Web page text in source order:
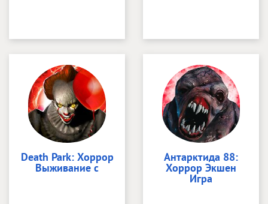
Death Park: Хоррор
Выживание с
Антарктида 88:
Хоррор Экшен
Игра